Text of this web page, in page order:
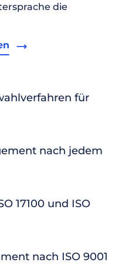
die
für
nach jedem
17100 und ISO
nach ISO 9001